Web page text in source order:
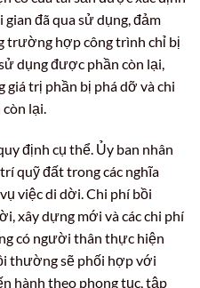
đã qua sử dụng, đảm
trường hợp công trình chỉ bị
dụng được phần còn lại,
trị phần bị phá dỡ và chi
lại.
định cụ thể. Ủy ban nhân
quỹ đất trong các nghĩa
việc di dời. Chi phí bồi
xây dựng mới và các chi phí
có người thân thực hiện
thường sẽ phối hợp với
hành theo phong tục, tập